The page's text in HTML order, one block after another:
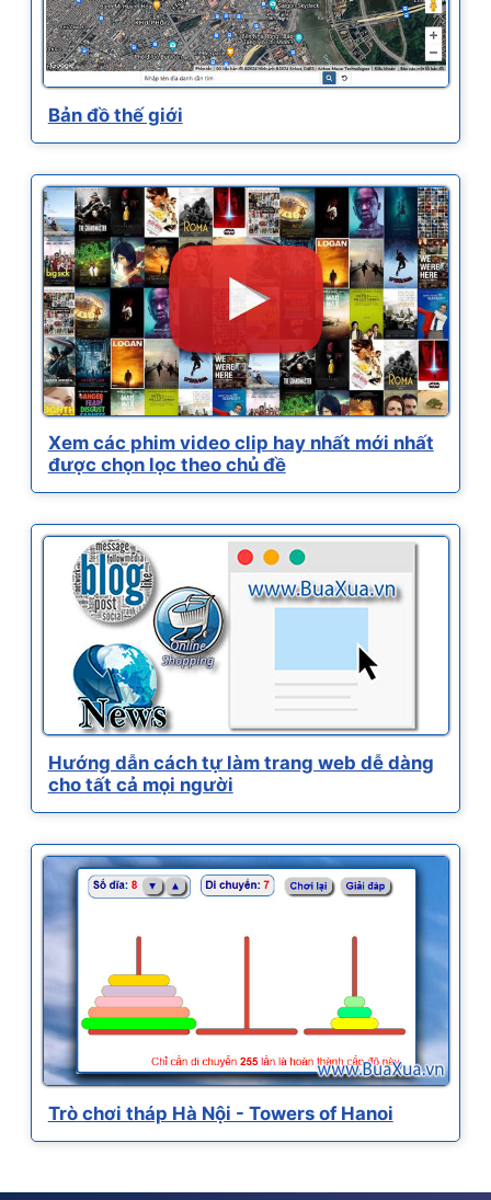
Bản đồ thế giới
Xem các phim video clip hay nhất mới nhất
được chọn lọc theo chủ đề
Hướng dẫn cách tự làm trang web dễ dàng
cho tất cả mọi người
Trò chơi tháp Hà Nội - Towers of Hanoi